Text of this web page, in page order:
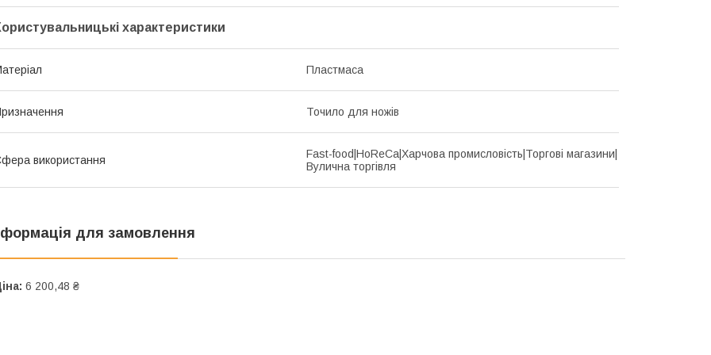
характеристики
Пластмаса
Точило для ножів
використання
Fast-food|HoReCa|Харчова промисловість|Торгові магазини|
Вулична торгівля
для замовлення
6 200,48 ₴